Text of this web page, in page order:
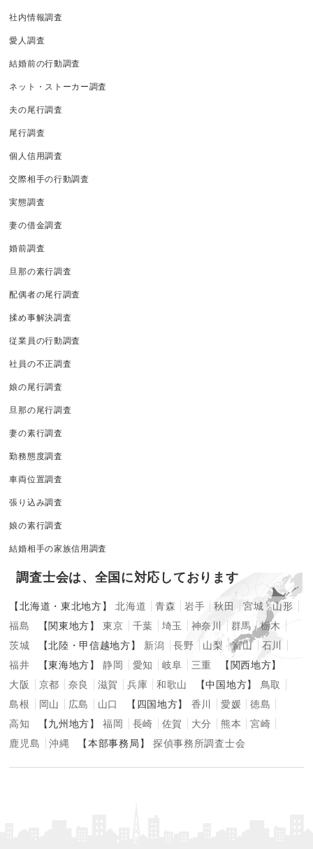
社内情報調査
愛人調査
結婚前の行動調査
ネット・ストーカー調査
夫の尾行調査
尾行調査
個人信用調査
交際相手の行動調査
実態調査
妻の借金調査
婚前調査
旦那の素行調査
配偶者の尾行調査
揉め事解決調査
従業員の行動調査
社員の不正調査
娘の尾行調査
旦那の尾行調査
妻の素行調査
勤務態度調査
車両位置調査
張り込み調査
娘の素行調査
結婚相手の家族信用調査
調査士会は、全国に対応しております
【北海道・東北地方】 北海道 青森 岩手 秋田 宮城
山形
福島
【関東地方】 東京 千葉 埼玉 神奈川 群馬
栃木
茨城
【北陸・甲信越地方】 新潟 長野 山梨 富山
石川
福井
【東海地方】 静岡 愛知 岐阜 三重
【関西地方】
大阪
京都 奈良 滋賀 兵庫 和歌山 【中国地方】
鳥取
島根
岡山 広島 山口 【四国地方】 香川 愛媛
徳島
高知
【九州地方】 福岡 長崎 佐賀 大分 熊本
宮崎
鹿児島
沖縄 【本部事務局】 探偵事務所調査士会